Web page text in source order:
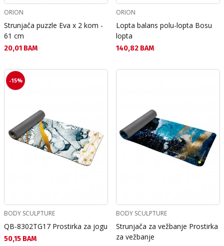
ORION
Strunjača puzzle Eva x 2 kom -
61 cm
Текуща цена:
20,01 BAM
ORION
Lopta balans polu-lopta Bosu
lopta
Текуща цена:
140,82 BAM
-15%
BODY SCULPTURE
QB-8302TG17 Prostirka za jogu
Текуща цена:
50,15 BAM
BODY SCULPTURE
Strunjača za vežbanje Prostirka
za vežbanje